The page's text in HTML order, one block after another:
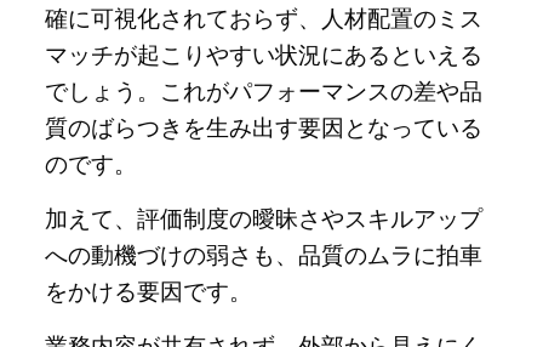
確に可視化されておらず、人材配置のミス
マッチが起こりやすい状況にあるといえる
でしょう。これがパフォーマンスの差や品
質のばらつきを生み出す要因となっている
のです。
加えて、評価制度の曖昧さやスキルアップ
への動機づけの弱さも、品質のムラに拍車
をかける要因です。